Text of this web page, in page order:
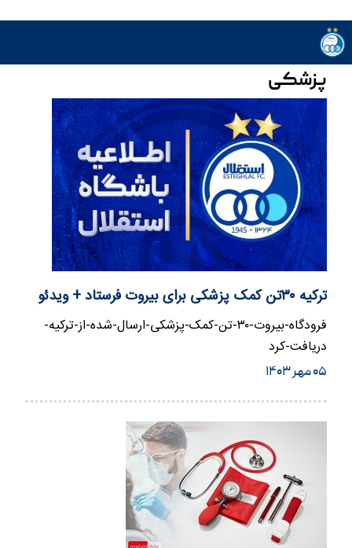
پزشکی
ترکیه ۳۰تن کمک پزشکی برای بیروت فرستاد + ویدئو
فرودگاه-بیروت-۳۰-تن-کمک-پزشکی-ارسال-شده-از-ترکیه-
دریافت-کرد
۰۵ مهر ۱۴۰۳